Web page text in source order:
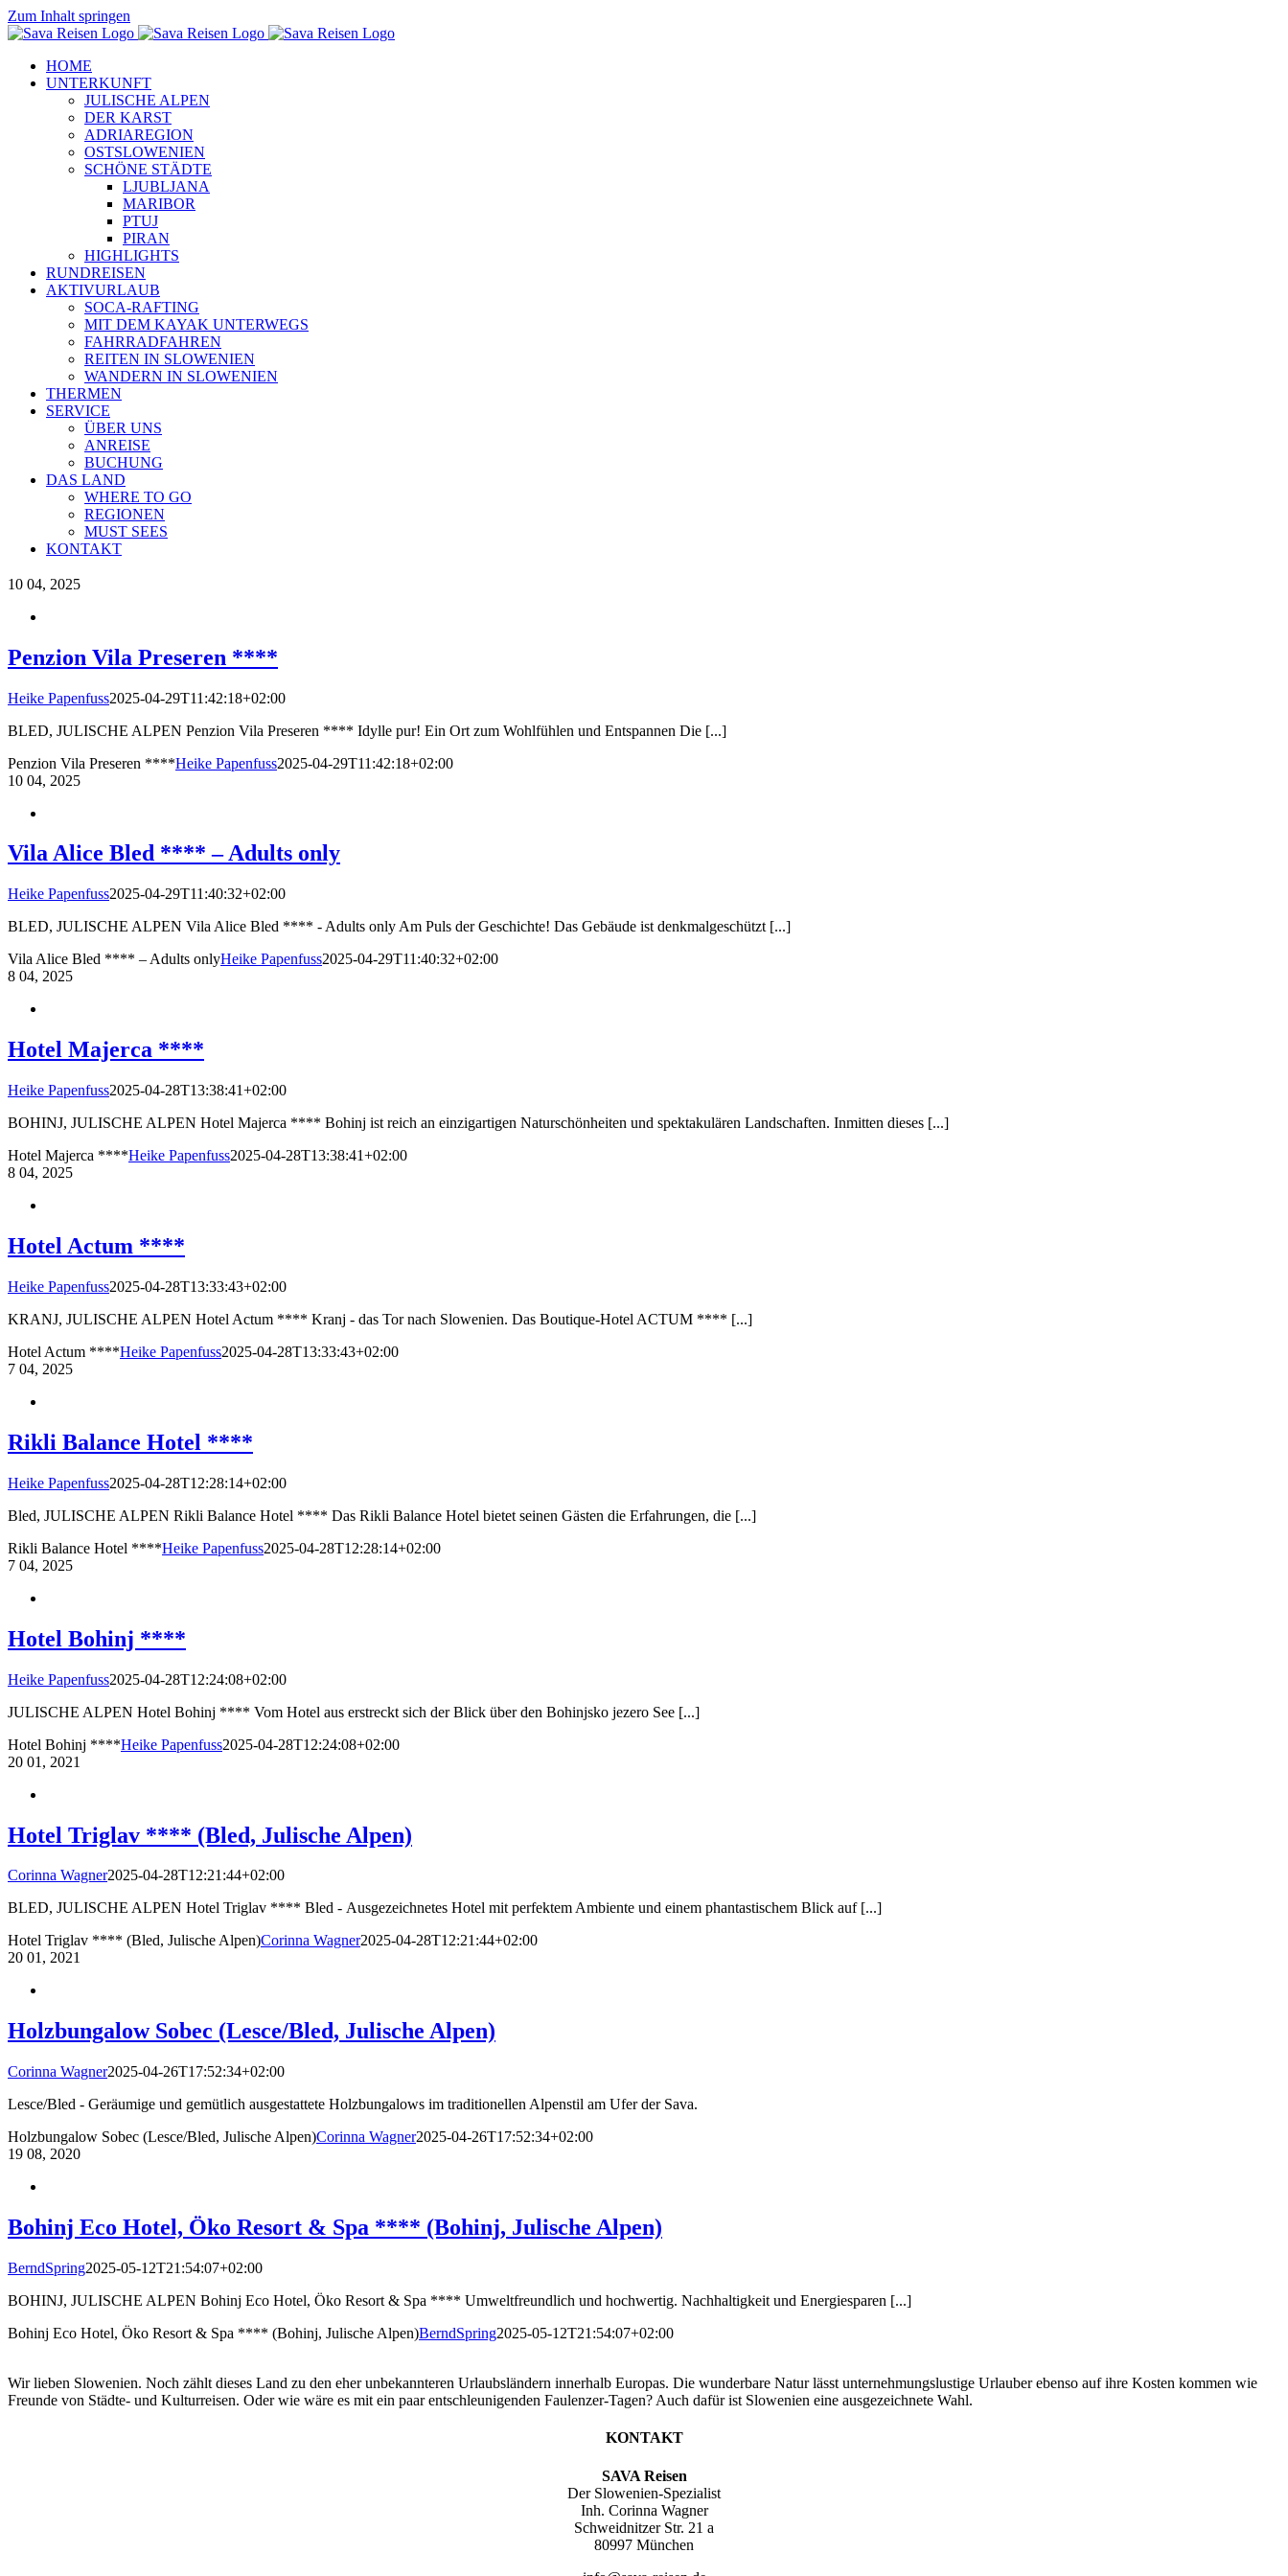
Zum Inhalt springen
HOME
UNTERKUNFT
JULISCHE ALPEN
DER KARST
ADRIAREGION
OSTSLOWENIEN
SCHÖNE STÄDTE
LJUBLJANA
MARIBOR
PTUJ
PIRAN
HIGHLIGHTS
RUNDREISEN
AKTIVURLAUB
SOCA-RAFTING
MIT DEM KAYAK UNTERWEGS
FAHRRADFAHREN
REITEN IN SLOWENIEN
WANDERN IN SLOWENIEN
THERMEN
SERVICE
ÜBER UNS
ANREISE
BUCHUNG
DAS LAND
WHERE TO GO
REGIONEN
MUST SEES
KONTAKT
10 04, 2025
Penzion Vila Preseren ****
Heike Papenfuss2025-04-29T11:42:18+02:00
BLED, JULISCHE ALPEN Penzion Vila Preseren **** Idylle pur! Ein Ort zum Wohlfühlen und Entspannen Die [...]
Penzion Vila Preseren ****Heike Papenfuss2025-04-29T11:42:18+02:00
10 04, 2025
Vila Alice Bled **** – Adults only
Heike Papenfuss2025-04-29T11:40:32+02:00
BLED, JULISCHE ALPEN Vila Alice Bled **** - Adults only Am Puls der Geschichte! Das Gebäude ist denkmalgeschützt [...]
Vila Alice Bled **** – Adults onlyHeike Papenfuss2025-04-29T11:40:32+02:00
8 04, 2025
Hotel Majerca ****
Heike Papenfuss2025-04-28T13:38:41+02:00
BOHINJ, JULISCHE ALPEN Hotel Majerca **** Bohinj ist reich an einzigartigen Naturschönheiten und spektakulären Landschaften. Inmitten dieses [...]
Hotel Majerca ****Heike Papenfuss2025-04-28T13:38:41+02:00
8 04, 2025
Hotel Actum ****
Heike Papenfuss2025-04-28T13:33:43+02:00
KRANJ, JULISCHE ALPEN Hotel Actum **** Kranj - das Tor nach Slowenien. Das Boutique-Hotel ACTUM **** [...]
Hotel Actum ****Heike Papenfuss2025-04-28T13:33:43+02:00
7 04, 2025
Rikli Balance Hotel ****
Heike Papenfuss2025-04-28T12:28:14+02:00
Bled, JULISCHE ALPEN Rikli Balance Hotel **** Das Rikli Balance Hotel bietet seinen Gästen die Erfahrungen, die [...]
Rikli Balance Hotel ****Heike Papenfuss2025-04-28T12:28:14+02:00
7 04, 2025
Hotel Bohinj ****
Heike Papenfuss2025-04-28T12:24:08+02:00
JULISCHE ALPEN Hotel Bohinj **** Vom Hotel aus erstreckt sich der Blick über den Bohinjsko jezero See [...]
Hotel Bohinj ****Heike Papenfuss2025-04-28T12:24:08+02:00
20 01, 2021
Hotel Triglav **** (Bled, Julische Alpen)
Corinna Wagner2025-04-28T12:21:44+02:00
BLED, JULISCHE ALPEN Hotel Triglav **** Bled - Ausgezeichnetes Hotel mit perfektem Ambiente und einem phantastischem Blick auf [...]
Hotel Triglav **** (Bled, Julische Alpen)Corinna Wagner2025-04-28T12:21:44+02:00
20 01, 2021
Holzbungalow Sobec (Lesce/Bled, Julische Alpen)
Corinna Wagner2025-04-26T17:52:34+02:00
Lesce/Bled - Geräumige und gemütlich ausgestattete Holzbungalows im traditionellen Alpenstil am Ufer der Sava.
Holzbungalow Sobec (Lesce/Bled, Julische Alpen)Corinna Wagner2025-04-26T17:52:34+02:00
19 08, 2020
Bohinj Eco Hotel, Öko Resort & Spa **** (Bohinj, Julische Alpen)
BerndSpring2025-05-12T21:54:07+02:00
BOHINJ, JULISCHE ALPEN Bohinj Eco Hotel, Öko Resort & Spa **** Umweltfreundlich und hochwertig. Nachhaltigkeit und Energiesparen [...]
Bohinj Eco Hotel, Öko Resort & Spa **** (Bohinj, Julische Alpen)BerndSpring2025-05-12T21:54:07+02:00
Wir lieben Slowenien. Noch zählt dieses Land zu den eher unbekannteren Urlaubsländern innerhalb Europas. Die wunderbare Natur lässt unternehmungslustige Urlauber ebenso auf ihre Kosten kommen wie
Freunde von Städte- und Kulturreisen. Oder wie wäre es mit ein paar entschleunigenden Faulenzer-Tagen? Auch dafür ist Slowenien eine ausgezeichnete Wahl.
KONTAKT
SAVA Reisen
Der Slowenien-Spezialist
Inh. Corinna Wagner
Schweidnitzer Str. 21 a
80997 München